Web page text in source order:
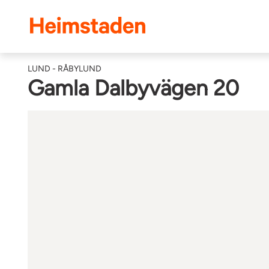
Heimstaden
LUND - RÅBYLUND
Gamla Dalbyvägen 20